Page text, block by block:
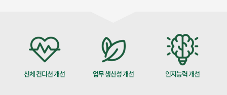
신체 컨디션 개선 업무 생산성 개선 인지능력 개선